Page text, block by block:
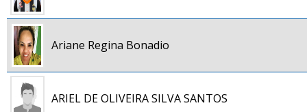
Ariane Regina Bonadio
ARIEL DE OLIVEIRA SILVA SANTOS